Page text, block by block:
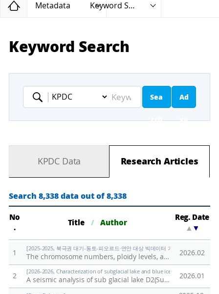
Home
Metadata Keyword Search
Keyword Search
Keyword
Sea
rch
Ad
va
ed
ar
ch
KPDC Data Research Articles
Search 8,338 data out of 8,338
No
.
Title / Author
Reg. Date
▲
1
[2025-2025, 북극권 대기-동토-피오르드·연안 대상 빅데이터 기반 기후변화 대응
The chromosome numbers, ploidy levels, and Genome sizes of Svalbard plants 2026.02
2
[2026-2026, Characterization of subglacial lake and blue ice in northern
A seismic analysis of sub glacial lake D2(Subglacial Lake Cheongsuk) beneath David Glacier, Antarctica 2026.01